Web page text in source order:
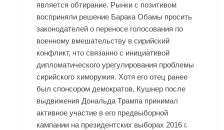
является обтирание. Рынки с позитивом
восприняли решение Барака Обамы просить
законодателей о переносе голосования по
военному вмешательству в сирийский
конфликт, что связанно с инициативой
дипломатического урегулирования проблемы
сирийского химоружия. Хотя его отец ранее
был спонсором демократов, Кушнер после
выдвижения Дональда Трампа принимал
активное участие в его предвыборной
кампании на президентских выборах 2016 г.